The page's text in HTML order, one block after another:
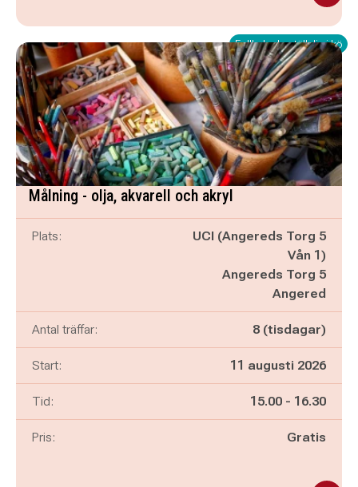
Fullbokad - ställ dig i kö
Målning - olja, akvarell och akryl
Plats:
UCI (Angereds Torg 5
Vån 1)
Angereds Torg 5
Angered
Antal träffar: 8 (tisdagar)
Start: 11 augusti 2026
Tid: Pågår mellan
15.00 - och
16.30
Pris: Gratis